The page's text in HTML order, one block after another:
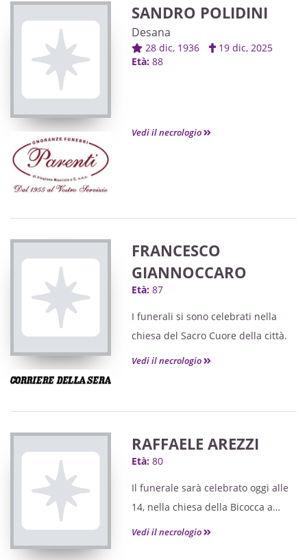
SANDRO POLIDINI
Desana
28 dic, 1936
19 dic, 2025
Età: 88
Vedi il necrologio
FRANCESCO
GIANNOCCARO
Età: 87
I funerali si sono celebrati nella
chiesa del Sacro Cuore della città.
Vedi il necrologio
RAFFAELE AREZZI
Età: 80
Il funerale sarà celebrato oggi alle
14, nella chiesa della Bicocca a
Novara.
Vedi il necrologio